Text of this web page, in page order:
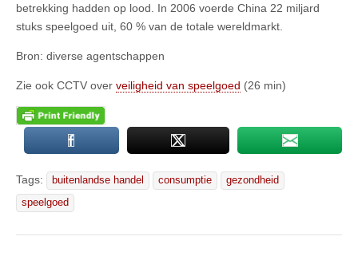
betrekking hadden op lood. In 2006 voerde China 22 miljard
stuks speelgoed uit, 60 % van de totale wereldmarkt.
Bron: diverse agentschappen
Zie ook CCTV over veiligheid van speelgoed (26 min)
Tags: buitenlandse handel consumptie
gezondheid
speelgoed